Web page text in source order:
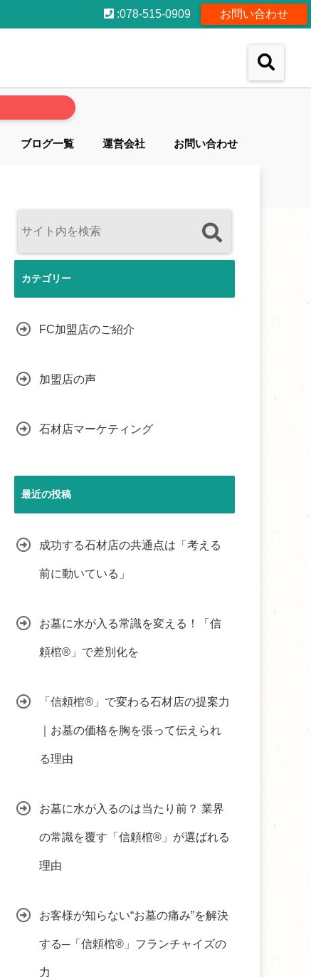
お問い合わせ
:078-515-0909
ブログ一覧 運営会社 お問い合わせ
カテゴリー
FC加盟店のご紹介
加盟店の声
石材店マーケティング
最近の投稿
成功する石材店の共通点は「考える
前に動いている」
お墓に水が入る常識を変える！「信
頼棺®」で差別化を
「信頼棺®」で変わる石材店の提案力
｜お墓の価格を胸を張って伝えられ
る理由
お墓に水が入るのは当たり前？ 業界
の常識を覆す「信頼棺®」が選ばれる
理由
お客様が知らない“お墓の痛み”を解決
する─「信頼棺®」フランチャイズの
力